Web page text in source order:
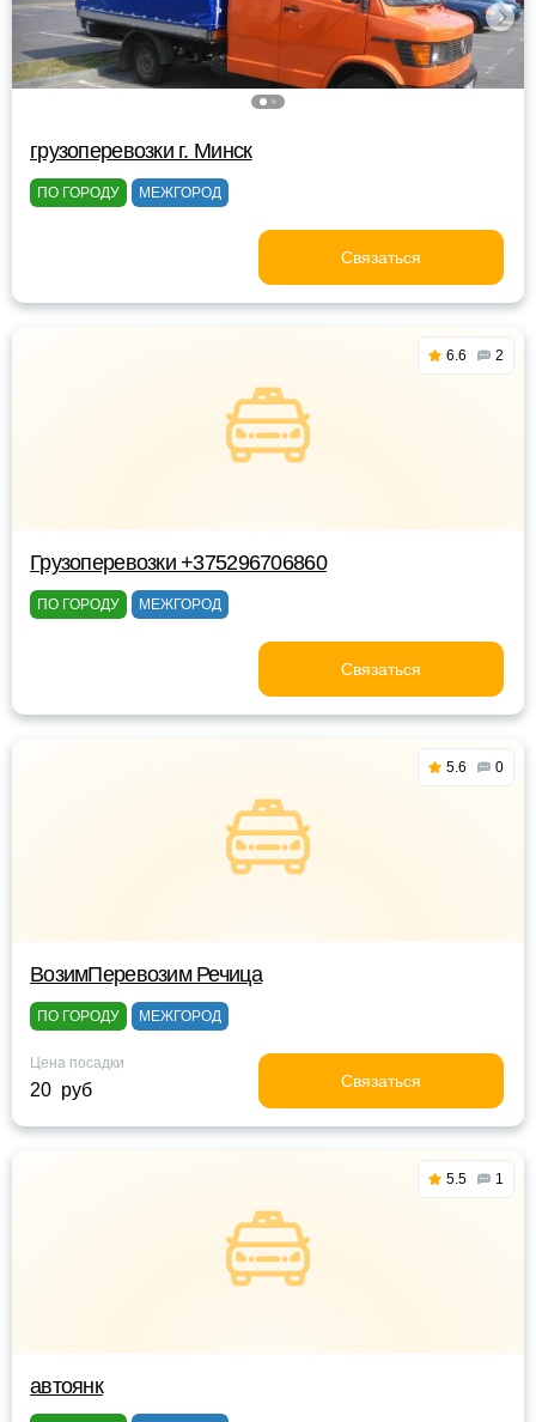
грузоперевозки г. Минск
ПО ГОРОДУ МЕЖГОРОД
Связаться
6.6 2
Грузоперевозки +375296706860
ПО ГОРОДУ МЕЖГОРОД
Связаться
5.6 0
ВозимПеревозим Речица
ПО ГОРОДУ МЕЖГОРОД
Цена посадки
20 руб Связаться
5.5 1
автоянк